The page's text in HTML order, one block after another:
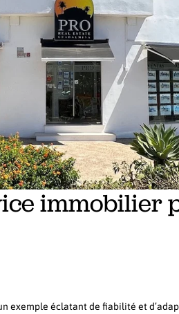
immobilier
exemple éclatant de fiabilité et